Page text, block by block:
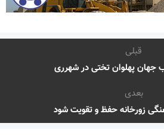
قبلی
جهان پهلوان تختی در شهرری
بعدی
زورخانه حفظ و تقویت شود